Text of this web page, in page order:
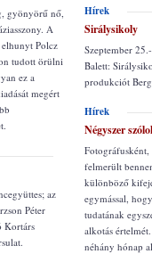
gyönyörű nő,
A
Polcz
tudott örülni
ez a
megért
az
Péter
Kortárs
Hírek
Sirálysikoly
Szeptember
Balett:
produkciót
Hírek
Négyszer
Fotográfusként,
felmerült
különböző
egymással,
tudatának
alkotás
néhány hónap